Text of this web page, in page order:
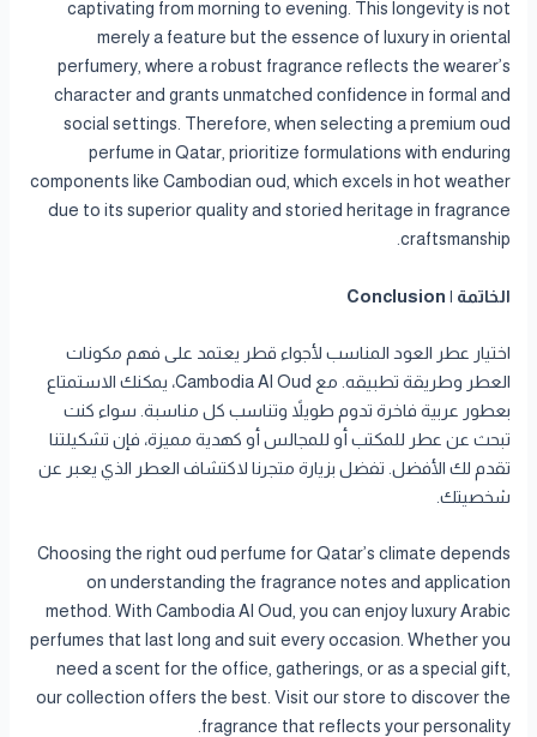
captivating from morning to evening. This longevity is not
merely a feature but the essence of luxury in oriental
perfumery, where a robust fragrance reflects the wearer’s
character and grants unmatched confidence in formal and
social settings. Therefore, when selecting a premium oud
perfume in Qatar, prioritize formulations with enduring
components like Cambodian oud, which excels in hot weather
due to its superior quality and storied heritage in fragrance
craftsmanship.
الخاتمة | Conclusion
اختيار عطر العود المناسب لأجواء قطر يعتمد على فهم مكونات
العطر وطريقة تطبيقه. مع Cambodia Al Oud، يمكنك الاستمتاع
بعطور عربية فاخرة تدوم طويلاً وتناسب كل مناسبة. سواء كنت
تبحث عن عطر للمكتب أو للمجالس أو كهدية مميزة، فإن تشكيلتنا
تقدم لك الأفضل. تفضل بزيارة متجرنا لاكتشاف العطر الذي يعبر عن
شخصيتك.
Choosing the right oud perfume for Qatar’s climate depends
on understanding the fragrance notes and application
method. With Cambodia Al Oud, you can enjoy luxury Arabic
perfumes that last long and suit every occasion. Whether you
need a scent for the office, gatherings, or as a special gift,
our collection offers the best. Visit our store to discover the
fragrance that reflects your personality.